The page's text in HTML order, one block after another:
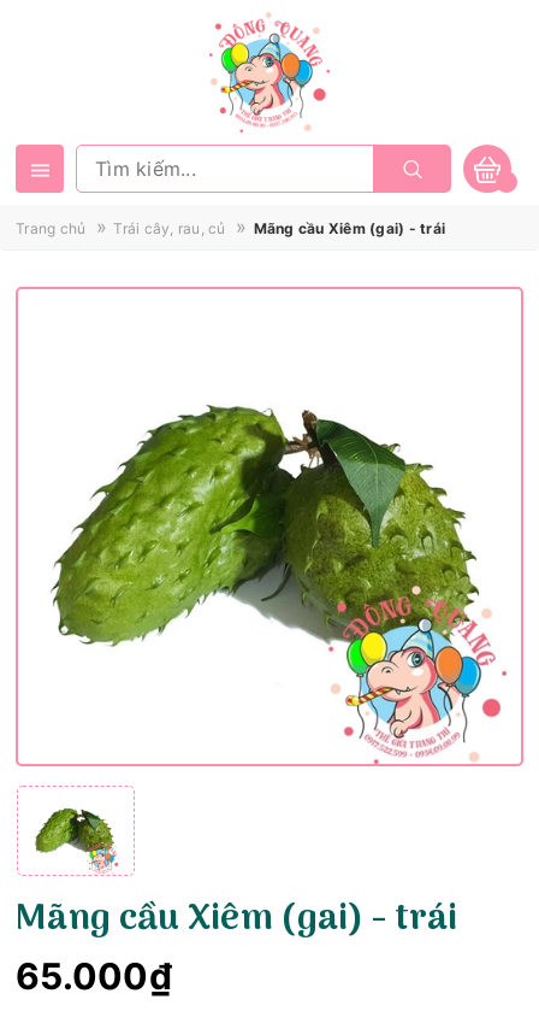
Trang chủ »Trái cây, rau, củ » Mãng cầu Xiêm (gai) - trái
Mãng cầu Xiêm (gai) - trái
65.000₫